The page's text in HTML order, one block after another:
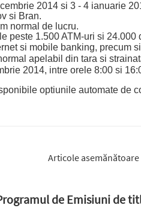
2014 si 3 - 4 ianuarie
si Bran.
normal de lucru.
1.500 ATM-uri si 24.000
si mobile banking, precum
apelabil din tara si
2014, intre orele 8:00 si
optiunile automate de
Articole asemănătoare
de Emisiuni de